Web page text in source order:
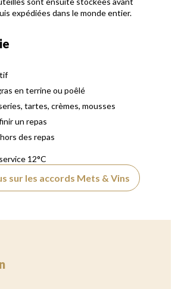
expédiées dans le monde entier.
en terrine ou poêlé
tartes, crèmes, mousses
un repas
des repas
12°C
sur les accords Mets & Vins